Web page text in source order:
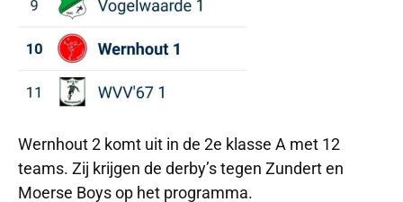
Wernhout 2 komt uit in de 2e klasse A met 12
teams. Zij krijgen de derby’s tegen Zundert en
Moerse Boys op het programma.